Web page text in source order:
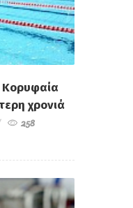
Κορυφαία
χρονιά
258